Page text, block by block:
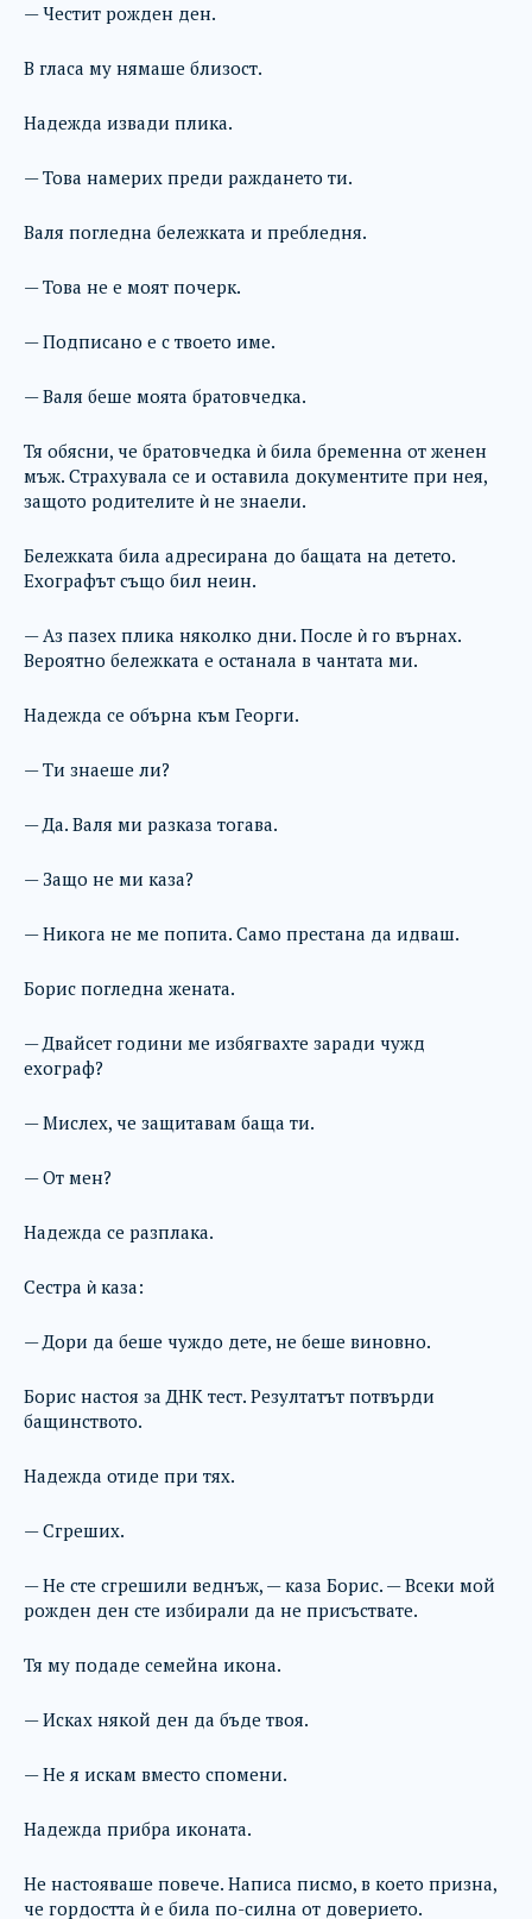
— Честит рожден ден.
В гласа му нямаше близост.
Надежда извади плика.
— Това намерих преди раждането ти.
Валя погледна бележката и пребледня.
— Това не е моят почерк.
— Подписано е с твоето име.
— Валя беше моята братовчедка.
Тя обясни, че братовчедка ѝ била бременна от женен
мъж. Страхувала се и оставила документите при нея,
защото родителите ѝ не знаели.
Бележката била адресирана до бащата на детето.
Ехографът също бил неин.
— Аз пазех плика няколко дни. После ѝ го върнах.
Вероятно бележката е останала в чантата ми.
Надежда се обърна към Георги.
— Ти знаеше ли?
— Да. Валя ми разказа тогава.
— Защо не ми каза?
— Никога не ме попита. Само престана да идваш.
Борис погледна жената.
— Двайсет години ме избягвахте заради чужд
ехограф?
— Мислех, че защитавам баща ти.
— От мен?
Надежда се разплака.
Сестра ѝ каза:
— Дори да беше чуждо дете, не беше виновно.
Борис настоя за ДНК тест. Резултатът потвърди
бащинството.
Надежда отиде при тях.
— Сгреших.
— Не сте сгрешили веднъж, — каза Борис. — Всеки мой
рожден ден сте избирали да не присъствате.
Тя му подаде семейна икона.
— Исках някой ден да бъде твоя.
— Не я искам вместо спомени.
Надежда прибра иконата.
Не настояваше повече. Написа писмо, в което призна,
че гордостта ѝ е била по-силна от доверието.